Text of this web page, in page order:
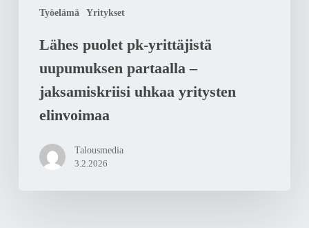
Työelämä Yritykset
elinvoimaa
Lähes puolet pk-yrittäjistä
uupumuksen partaalla –
jaksamiskriisi uhkaa yritysten
elinvoimaa
Talousmedia
3.2.2026